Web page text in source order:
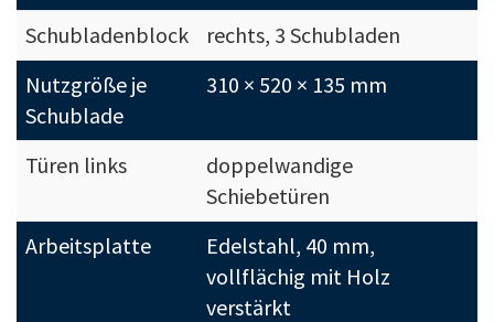
Schubladenblock
rechts, 3 Schubladen
Nutzgröße je
Schublade
310 × 520 × 135 mm
Türen links
doppelwandige
Schiebetüren
Arbeitsplatte
Edelstahl, 40 mm,
vollflächig mit Holz
verstärkt